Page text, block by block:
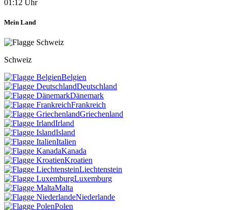
01:12 Uhr
Mein Land
Schweiz
Belgien
Deutschland
Dänemark
Frankreich
Griechenland
Irland
Island
Italien
Kanada
Kroatien
Liechtenstein
Luxemburg
Malta
Niederlande
Polen